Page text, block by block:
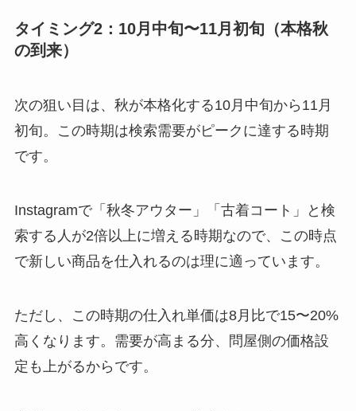
タイミング2：10月中旬〜11月初旬（本格秋
の到来）
次の狙い目は、秋が本格化する10月中旬から11月
初旬。この時期は検索需要がピークに達する時期
です。
Instagramで「秋冬アウター」「古着コート」と検
索する人が2倍以上に増える時期なので、この時点
で新しい商品を仕入れるのは理に適っています。
ただし、この時期の仕入れ単価は8月比で15〜20%
高くなります。需要が高まる分、問屋側の価格設
定も上がるからです。